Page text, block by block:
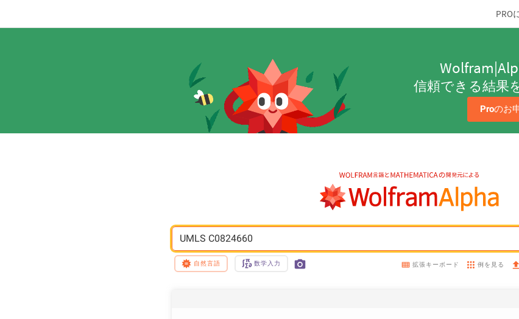
PRO
信頼できる結果
Proのお
UMLS C0824660
自然言語 数学入力 拡張キーボード 例を見る